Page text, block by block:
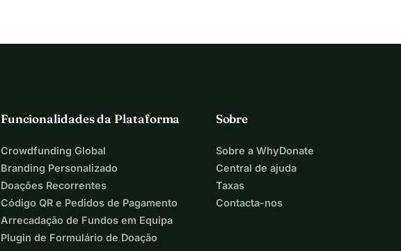
Funcionalidades da Plataforma
Crowdfunding Global
Branding Personalizado
Doações Recorrentes
Código QR e Pedidos de Pagamento
Arrecadação de Fundos em Equipa
Plugin de Formulário de Doação
Sobre
Sobre a WhyDonate
Central de ajuda
Taxas
Contacta-nos